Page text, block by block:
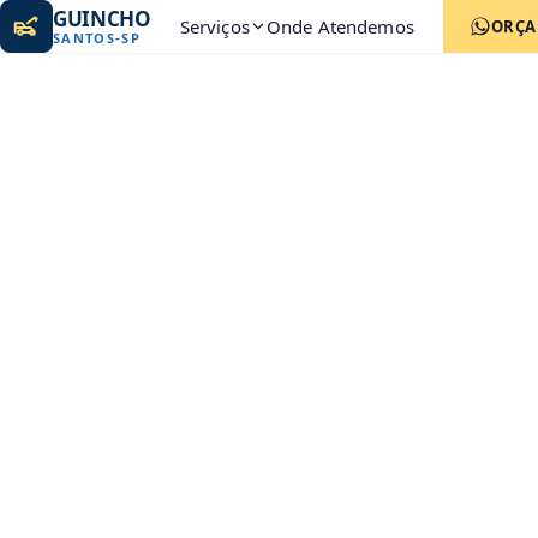
GUINCHO
SANTOS-SP Serviços Onde Atendemos